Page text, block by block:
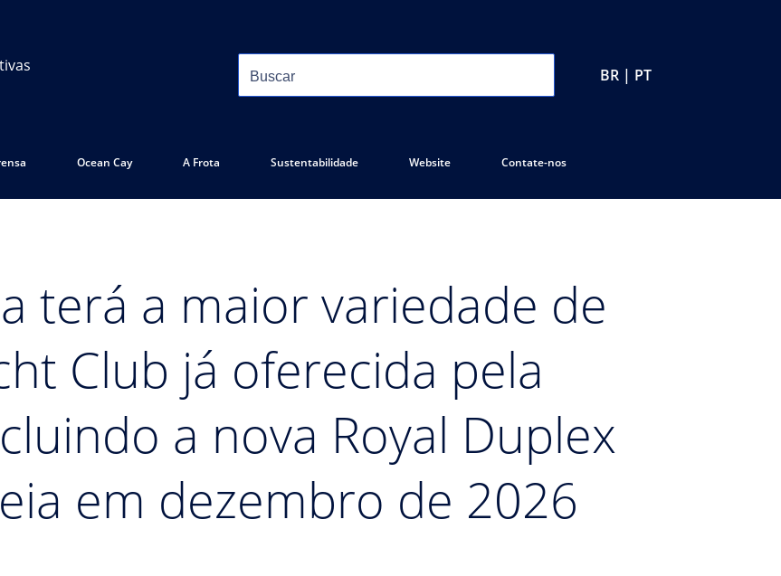
BR | PT
Ocean Cay A Frota Sustentabilidade Website Contate-nos
terá a maior variedade de
Club já oferecida pela
a nova Royal Duplex
em dezembro de 2026